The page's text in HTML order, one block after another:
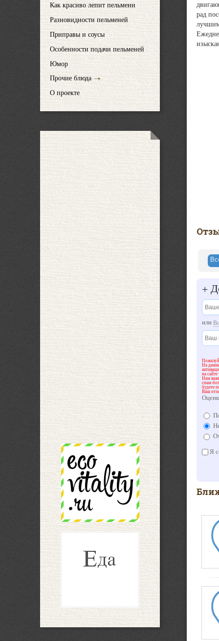
Как красиво лепит пельмени
Разновидности пельменей
Приправы и соусы
Особенности подачи пельменей
Юмор
Прочие блюда
О проекте
рад
+
или
На
на сайте
Нам
спам-
будете
Ваш
Я